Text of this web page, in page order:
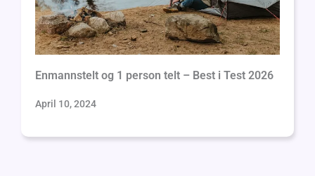
Enmannstelt og 1 person telt – Best i Test 2026
April 10, 2024